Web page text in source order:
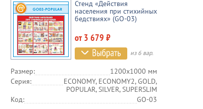
Стенд «Действия
населения при стихийных
бедствиях» (GO-03)
от 3 679 ₽
из 6 вар.
Размер:
1200х1000 мм
Серия:
ECONOMY, ECONOMY2, GOLD,
POPULAR, SILVER, SUPERSLIM
Код:
GO-03